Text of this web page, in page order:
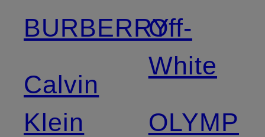
BURBERRY
Calvin
Klein
Off-
White
OLYMP